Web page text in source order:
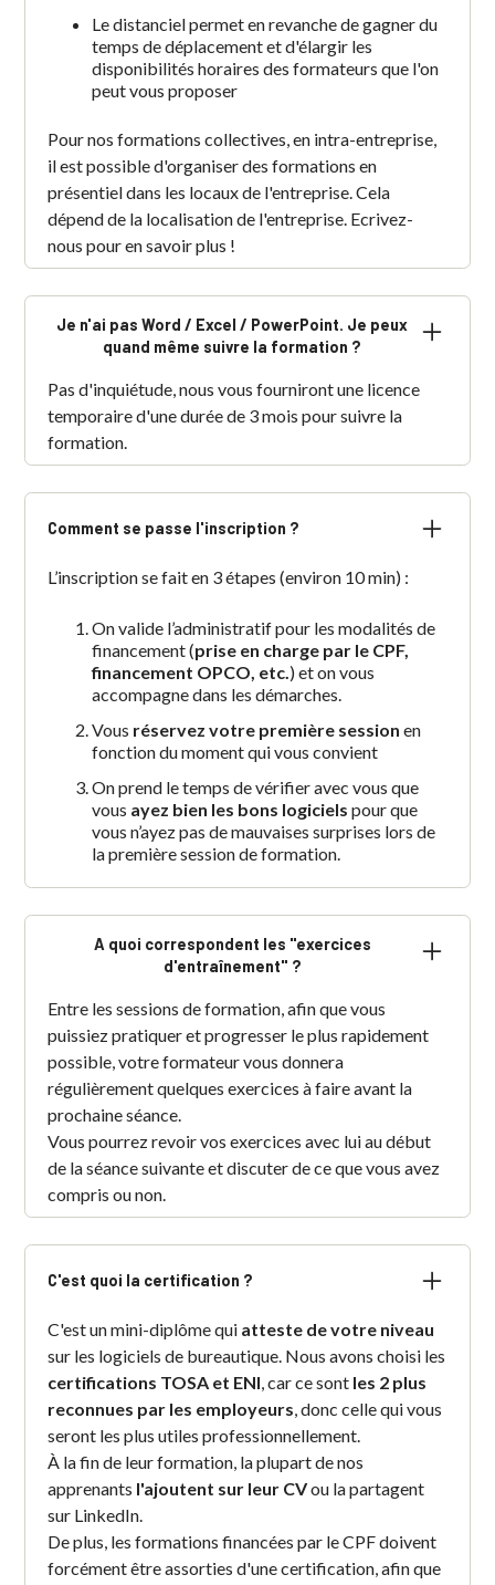
Le distanciel permet en revanche de gagner du
temps de déplacement et d'élargir les
disponibilités horaires des formateurs que l'on
peut vous proposer
Pour nos formations collectives, en intra-entreprise,
il est possible d'organiser des formations en
présentiel dans les locaux de l'entreprise. Cela
dépend de la localisation de l'entreprise. Ecrivez-
nous pour en savoir plus !
Je n'ai pas Word / Excel / PowerPoint. Je peux
quand même suivre la formation ?
Pas d'inquiétude, nous vous fourniront une licence
temporaire d'une durée de 3 mois pour suivre la
formation.
Comment se passe l'inscription ?
L’inscription se fait en 3 étapes (environ 10 min) :
On valide l’administratif pour les modalités de
financement (prise en charge par le CPF,
financement OPCO, etc.) et on vous
accompagne dans les démarches.
Vous réservez votre première session en
fonction du moment qui vous convient
On prend le temps de vérifier avec vous que
vous ayez bien les bons logiciels pour que
vous n’ayez pas de mauvaises surprises lors de
la première session de formation.
A quoi correspondent les "exercices
d'entraînement" ?
Entre les sessions de formation, afin que vous
puissiez pratiquer et progresser le plus rapidement
possible, votre formateur vous donnera
régulièrement quelques exercices à faire avant la
prochaine séance.
Vous pourrez revoir vos exercices avec lui au début
de la séance suivante et discuter de ce que vous avez
compris ou non.
C'est quoi la certification ?
C'est un mini-diplôme qui atteste de votre niveau
sur les logiciels de bureautique. Nous avons choisi les
certifications TOSA et ENI, car ce sont les 2 plus
reconnues par les employeurs, donc celle qui vous
seront les plus utiles professionnellement.
À la fin de leur formation, la plupart de nos
apprenants l'ajoutent sur leur CVou la partagent
sur LinkedIn.
De plus, les formations financées par le CPF doivent
forcément être assorties d'une certification, afin que